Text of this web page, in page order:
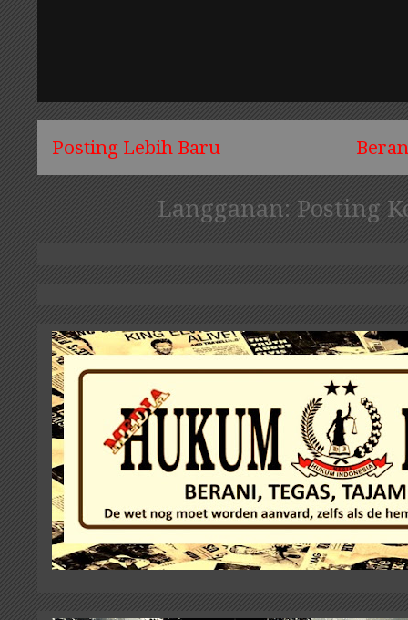
Posting Lebih Baru
Langganan: Posting